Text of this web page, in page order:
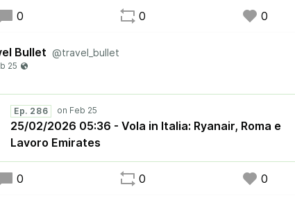
0 0 0
Bullet @travel_bullet
Ep. 286
25/02/2026 05:36 - Vola in Italia: Ryanair, Roma e
Lavoro Emirates
0 0 0